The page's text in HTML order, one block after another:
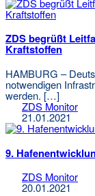
ZDS begrüßt
Kraftstoffen
HAMBURG –
notwendigen
werden. […]
ZDS Monitor
21.01.2021
9.
ZDS Monitor
20.01.2021